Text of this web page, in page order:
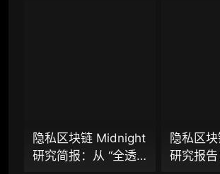
资产）​
定制化研究服务（1次，课题/选题
隐私区块链 Midnight
研究简报：从 “全透
隐私区
研究报